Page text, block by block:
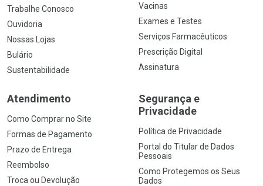
Trabalhe Conosco
Ouvidoria
Nossas Lojas
Bulário
Sustentabilidade
Vacinas
Exames e Testes
Serviços Farmacêuticos
Prescrição Digital
Assinatura
Atendimento
Como Comprar no Site
Formas de Pagamento
Prazo de Entrega
Reembolso
Troca ou Devolução
Segurança e
Privacidade
Política de Privacidade
Portal do Titular de Dados
Pessoais
Como Protegemos os Seus
Dados